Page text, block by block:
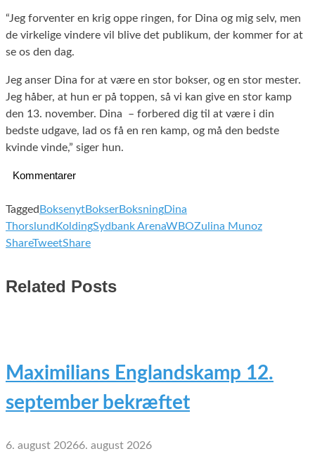
“Jeg forventer en krig oppe ringen, for Dina og mig selv, men
de virkelige vindere vil blive det publikum, der kommer for at
se os den dag.
Jeg anser Dina for at være en stor bokser, og en stor mester.
Jeg håber, at hun er på toppen, så vi kan give en stor kamp
den 13. november. Dina – forbered dig til at være i din
bedste udgave, lad os få en ren kamp, og må den bedste
kvinde vinde,” siger hun.
Kommentarer
Tagged BoksenytBokserBoksningDina
Thorslund KoldingSydbank ArenaWBOZulina Munoz
ShareTweetShare
Related Posts
Maximilians Englandskamp 12.
september bekræftet
6. august 20266. august 2026